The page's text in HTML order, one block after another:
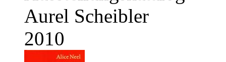
Aurel Scheibler
2010